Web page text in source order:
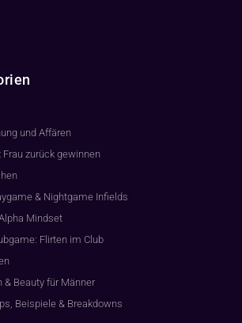
und Affären
Frau zurück gewinnen
& Nightgame Infields
Mindset
Flirten im Club
& Beauty für Männer
Beispiele & Breakdowns